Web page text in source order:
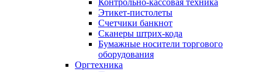
Контрольно-кассовая техника
Этикет-пистолеты
Счетчики банкнот
Сканеры штрих-кода
Бумажные носители торгового
оборудования
Оргтехника